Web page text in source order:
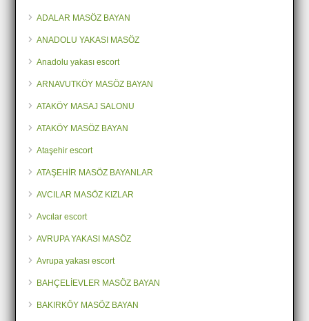
ADALAR MASÖZ BAYAN
ANADOLU YAKASI MASÖZ
Anadolu yakası escort
ARNAVUTKÖY MASÖZ BAYAN
ATAKÖY MASAJ SALONU
ATAKÖY MASÖZ BAYAN
Ataşehir escort
ATAŞEHİR MASÖZ BAYANLAR
AVCILAR MASÖZ KIZLAR
Avcılar escort
AVRUPA YAKASI MASÖZ
Avrupa yakası escort
BAHÇELİEVLER MASÖZ BAYAN
BAKIRKÖY MASÖZ BAYAN